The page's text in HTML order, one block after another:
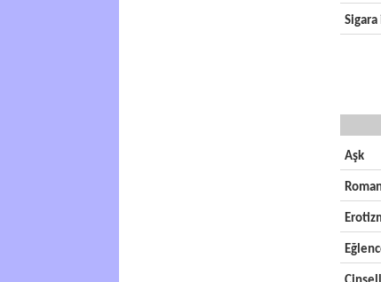
Sigara
Aşk